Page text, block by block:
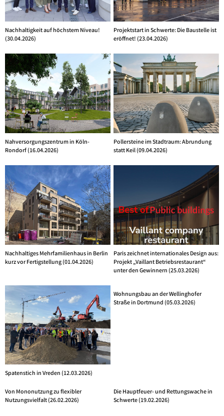
Nachhaltigkeit auf höchstem Niveau!
(30.04.2026)
Projektstart in Schwerte: Die Baustelle ist
eröffnet! (23.04.2026)
Nahversorgungszentrum in Köln-
Rondorf (16.04.2026)
Pollersteine im Stadtraum: Abrundung
statt Keil (09.04.2026)
Nachhaltiges Mehrfamilienhaus in Berlin
kurz vor Fertigstellung (01.04.2026)
Paris zeichnet internationales Design aus:
Projekt „Vaillant Betriebsrestaurant“
unter den Gewinnern (25.03.2026)
Spatenstich in Vreden (12.03.2026)
Wohnungsbau an der Wellinghofer
Straße in Dortmund (05.03.2026)
Von Mononutzung zu flexibler
Nutzungsvielfalt (26.02.2026)
Die Hauptfeuer- und Rettungswache in
Schwerte (19.02.2026)